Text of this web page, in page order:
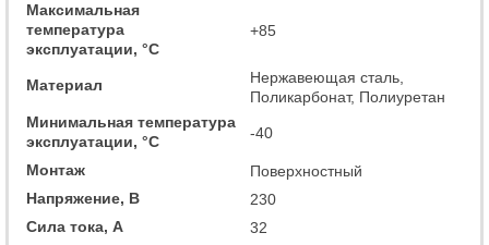
Максимальная
температура
эксплуатации, °C
+85
Материал
Нержавеющая сталь,
Поликарбонат, Полиуретан
Минимальная температура
эксплуатации, °C
-40
Монтаж
Поверхностный
Напряжение, В
230
Сила тока, А
32